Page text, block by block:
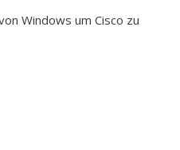
Windows um Cisco zu